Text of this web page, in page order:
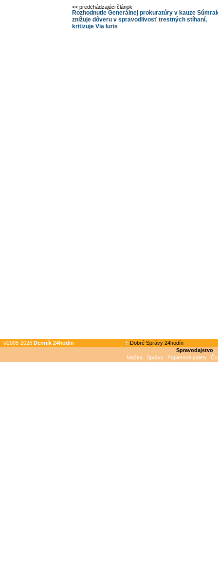
<< predchádzajúci článok
Rozhodnutie Generálnej prokuratúry v kauze
znižuje dôveru v spravodlivosť trestných stíhaní,
kritizuje Via Iuris
©2005-2026 Denník 24hodin
Dobré Správy 24hodín
Spravodajstvo
Mačka
Správy Papierové palety